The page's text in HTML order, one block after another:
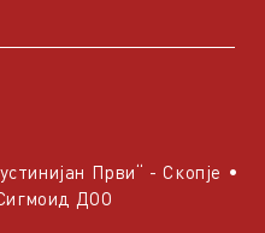
Први“ - Скопје •
ДОО